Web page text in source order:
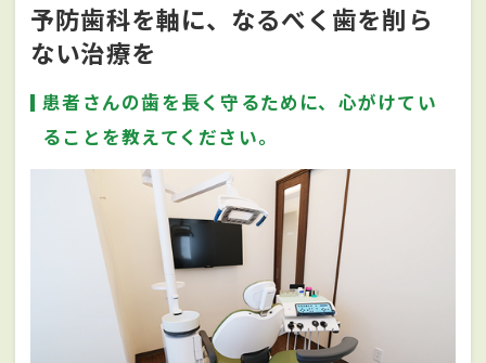
予防歯科を軸に、なるべく歯を削ら
ない治療を
患者さんの歯を長く守るために、心がけてい
ることを教えてください。